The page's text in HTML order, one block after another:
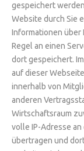
gespeichert
Website durch Sie
Informationen über
Regel an einen
dort gespeichert.
auf dieser
innerhalb von
anderen
Wirtschaftsraum
volle IP-Adresse an
übertragen und